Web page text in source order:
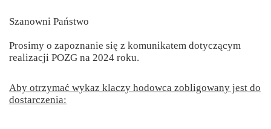
Szanowni Państwo
Prosimy o zapoznanie się z komunikatem dotyczącym
realizacji POZG na 2024 roku.
Aby otrzymać wykaz klaczy hodowca zobligowany jest do
dostarczenia: